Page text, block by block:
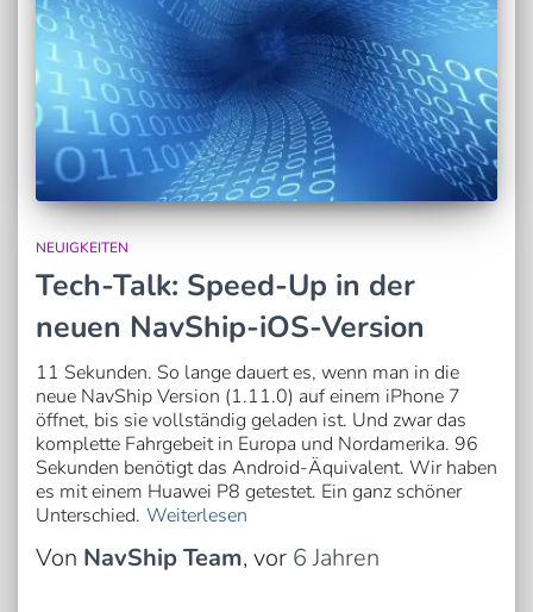
NEUIGKEITEN
Tech-Talk: Speed-Up in der
neuen NavShip-iOS-Version
11 Sekunden. So lange dauert es, wenn man in die
neue NavShip Version (1.11.0) auf einem iPhone 7
öffnet, bis sie vollständig geladen ist. Und zwar das
komplette Fahrgebeit in Europa und Nordamerika. 96
Sekunden benötigt das Android-Äquivalent. Wir haben
es mit einem Huawei P8 getestet. Ein ganz schöner
Unterschied. Weiterlesen
Von NavShip Team, vor 6 Jahren